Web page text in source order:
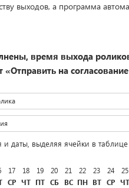
выходов, а программа
время выхода
на
даты, выделяя ячейки в
17
СР
18
ЧТ
19
ПТ
20
СБ
21
ВС
22
ПН
23
ВТ
24
СР
25
ЧТ